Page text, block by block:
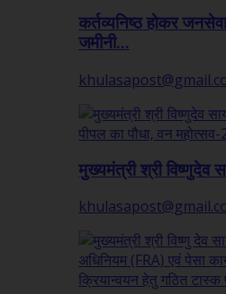
कर्तव्यनिष्ठ होकर
जमीनी...
मुख्यमंत्री श्री विष्णुदेव